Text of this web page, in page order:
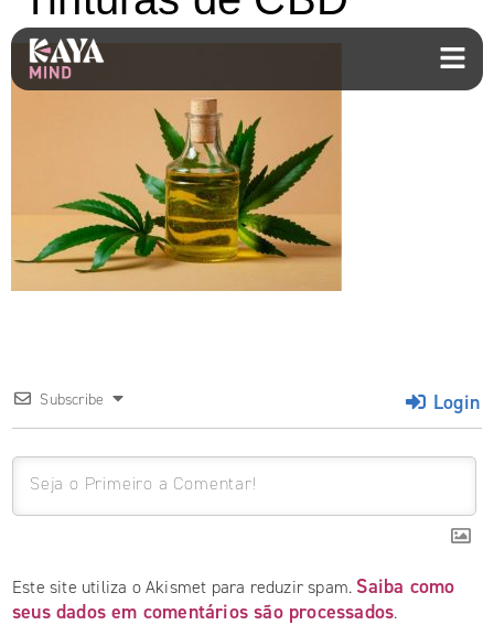
Subscribe Login
Este site utiliza o Akismet para reduzir spam. Saiba como
seus dados em comentários são processados.